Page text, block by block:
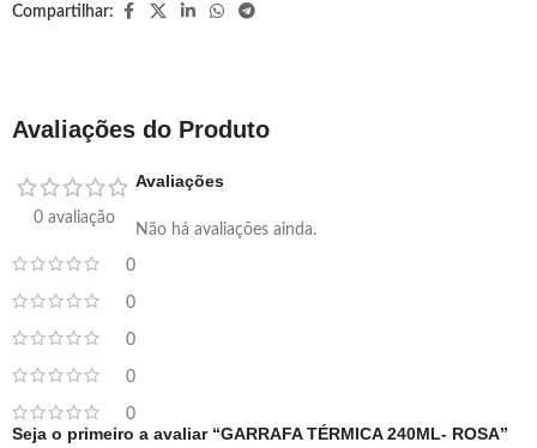
Compartilhar:
Avaliações do Produto
0 avaliação
0
0
0
0
0
Avaliações
Não há avaliações ainda.
Seja o primeiro a avaliar “GARRAFA TÉRMICA 240ML- ROSA”